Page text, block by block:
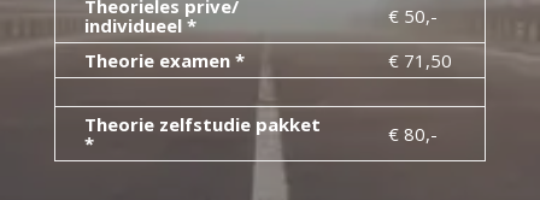
Theorieles prive/
individueel *
€ 50,-
Theorie examen *
€ 71,50
Theorie zelfstudie pakket
*
€ 80,-